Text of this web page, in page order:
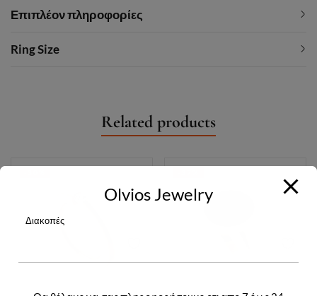
Επιπλέον πληροφορίες
Ring Size
Related products
Olvios Jewelry
Διακοπές